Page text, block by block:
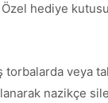
hediye
torbalarda
nazikçe